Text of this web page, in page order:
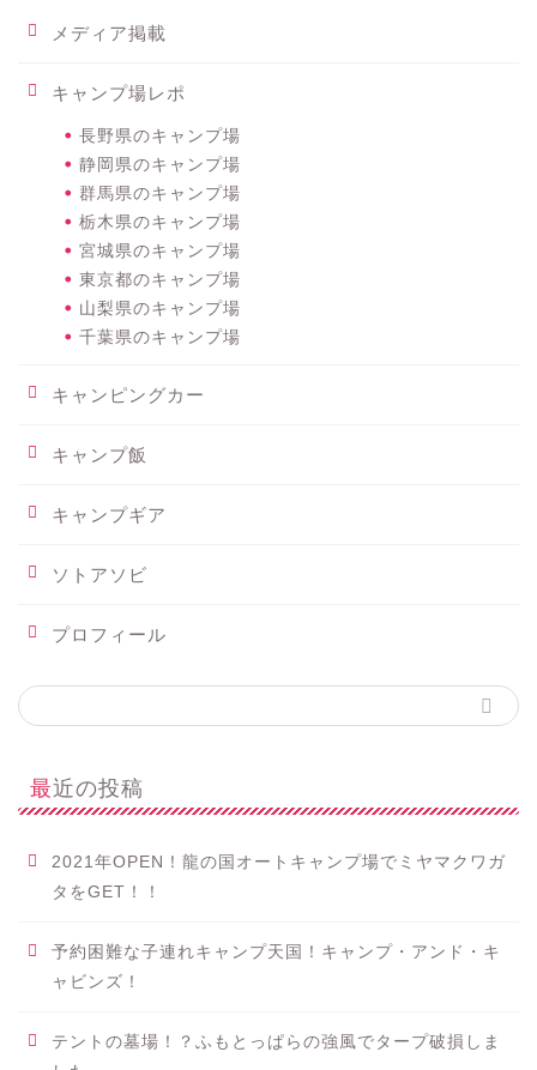
メディア掲載
キャンプ場レポ
長野県のキャンプ場
静岡県のキャンプ場
群馬県のキャンプ場
栃木県のキャンプ場
宮城県のキャンプ場
東京都のキャンプ場
山梨県のキャンプ場
千葉県のキャンプ場
キャンピングカー
キャンプ飯
キャンプギア
ソトアソビ
プロフィール
最近の投稿
2021年OPEN！龍の国オートキャンプ場でミヤマクワガ
タをGET！！
予約困難な子連れキャンプ天国！キャンプ・アンド・キ
ャビンズ！
テントの墓場！？ふもとっぱらの強風でタープ破損しま